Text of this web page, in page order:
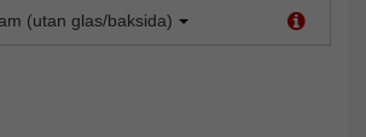
(utan glas/baksida)